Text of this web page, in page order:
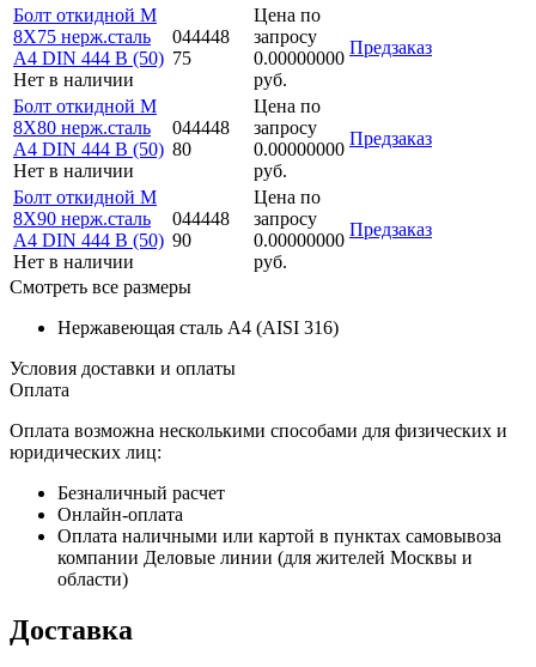
Болт откидной M
8Х75 нерж.сталь
A4 DIN 444 B (50)
Нет в наличии
044448
75
Цена по
запросу
0.00000000
руб.
Предзаказ
Болт откидной M
8Х80 нерж.сталь
A4 DIN 444 B (50)
Нет в наличии
044448
80
Цена по
запросу
0.00000000
руб.
Предзаказ
Болт откидной M
8Х90 нерж.сталь
A4 DIN 444 B (50)
Нет в наличии
044448
90
Цена по
запросу
0.00000000
руб.
Предзаказ
Смотреть все размеры
Нержавеющая сталь A4 (AISI 316)
Условия доставки и оплаты
Оплата
Оплата возможна несколькими способами для физических и
юридических лиц:
Безналичный расчет
Онлайн-оплата
Оплата наличными или картой в пунктах самовывоза
компании Деловые линии (для жителей Москвы и
области)
Доставка